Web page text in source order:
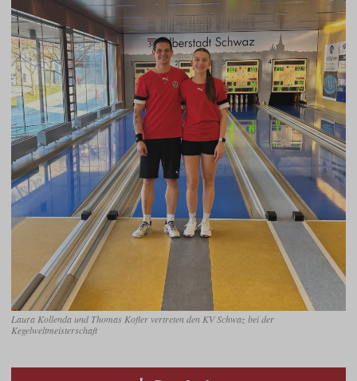
Laura Kollenda und Thomas Kofler vertreten den KV Schwaz bei der
Kegelweltmeisterschaft